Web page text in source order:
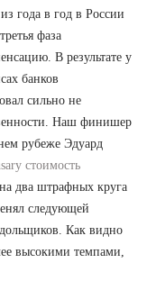
года в год в России
фаза
В результате у
банков
сильно не
Наш финишер
рубеже Эдуард
стоимость
два штрафных круга
следующей
Как видно
высокими темпами,